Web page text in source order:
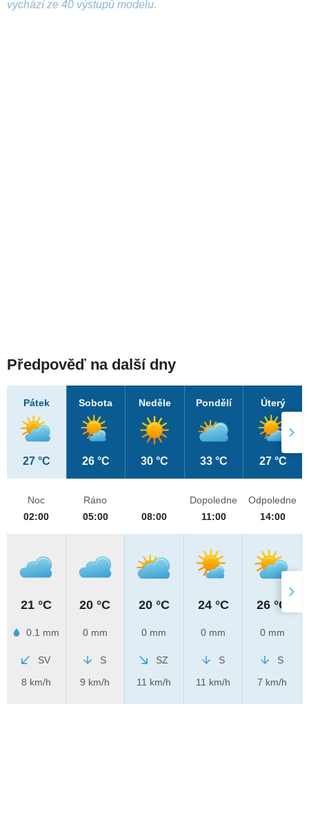
vychází ze 40 výstupů modelu.
Předpověď na další dny
Pátek
27 °C
Sobota
26 °C
Neděle
30 °C
Pondělí
33 °C
Úterý
27 °C
Noc
02:00
21 °C
0.1 mm
SV
8 km/h
Ráno
05:00
20 °C
0 mm
S
9 km/h
08:00
20 °C
0 mm
SZ
11 km/h
Dopoledne
11:00
24 °C
0 mm
S
11 km/h
Odpoledne
14:00
26 °C
0 mm
S
7 km/h